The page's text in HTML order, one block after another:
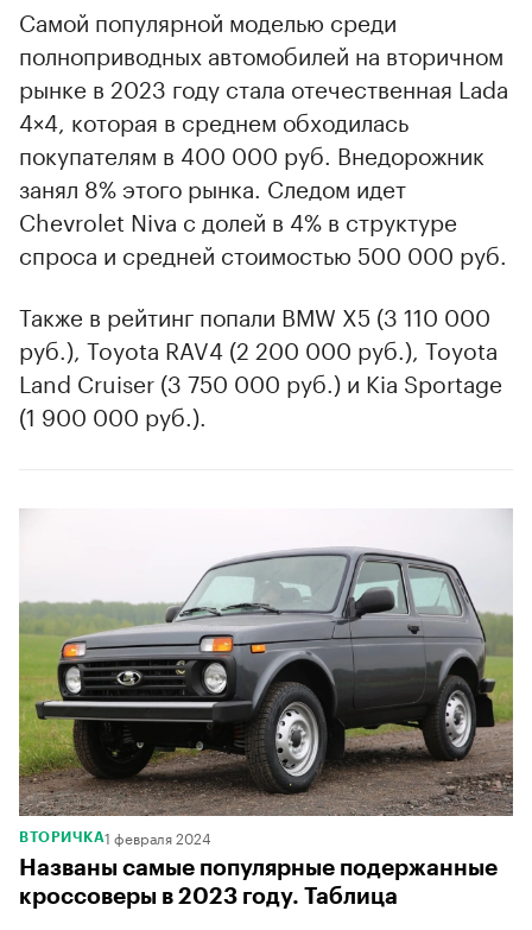
Самой популярной моделью среди
полноприводных автомобилей на вторичном
рынке в 2023 году стала отечественная Lada
4×4, которая в среднем обходилась
покупателям в 400 000 руб. Внедорожник
занял 8% этого рынка. Следом идет
Chevrolet Niva с долей в 4% в структуре
спроса и средней стоимостью 500 000 руб.
Также в рейтинг попали BMW X5 (3 110 000
руб.), Toyota RAV4 (2 200 000 руб.), Toyota
Land Cruiser (3 750 000 руб.) и Kia Sportage
(1 900 000 руб.).
ВТОРИЧКА1 февраля 2024
Названы самые популярные подержанные
кроссоверы в 2023 году. Таблица